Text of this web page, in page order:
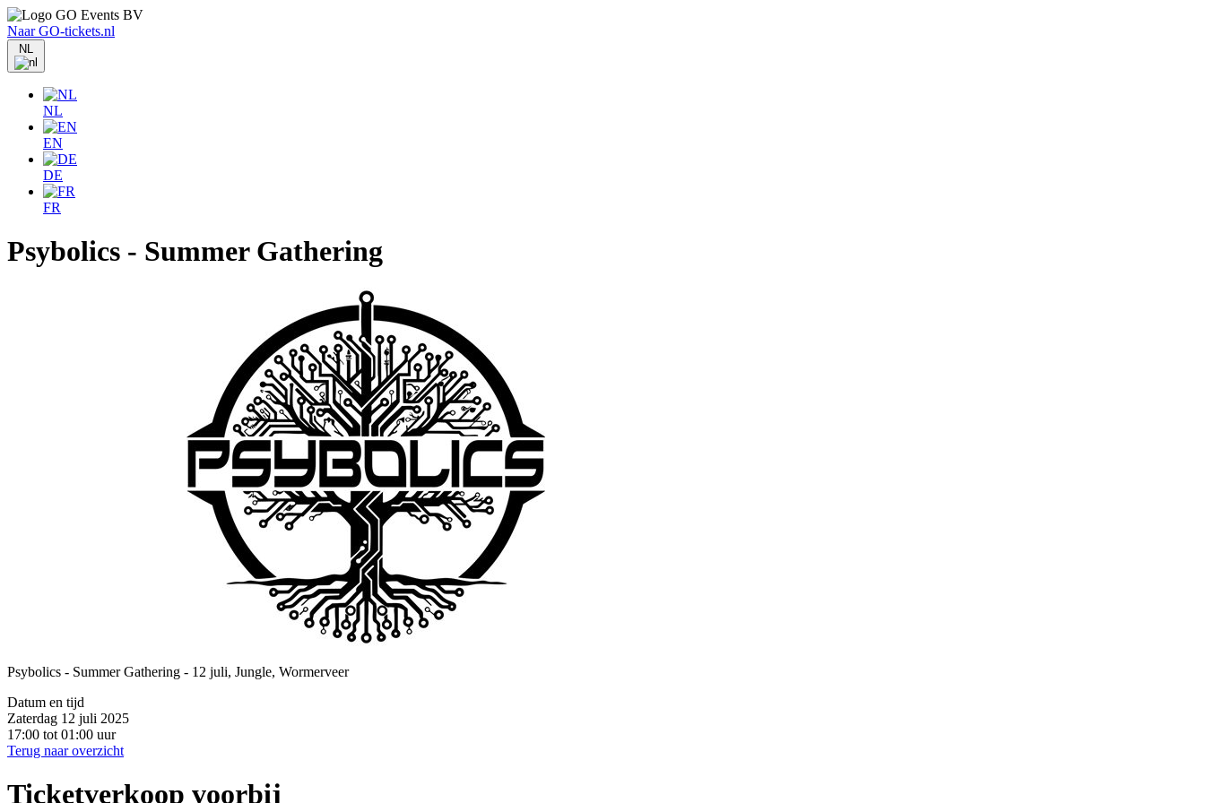
Naar GO-tickets.nl
NL
NL
EN
DE
FR
Psybolics - Summer Gathering
Psybolics - Summer Gathering - 12 juli, Jungle, Wormerveer
Datum en tijd
Zaterdag 12 juli 2025
17:00 tot 01:00 uur
Terug naar overzicht
Ticketverkoop voorbij